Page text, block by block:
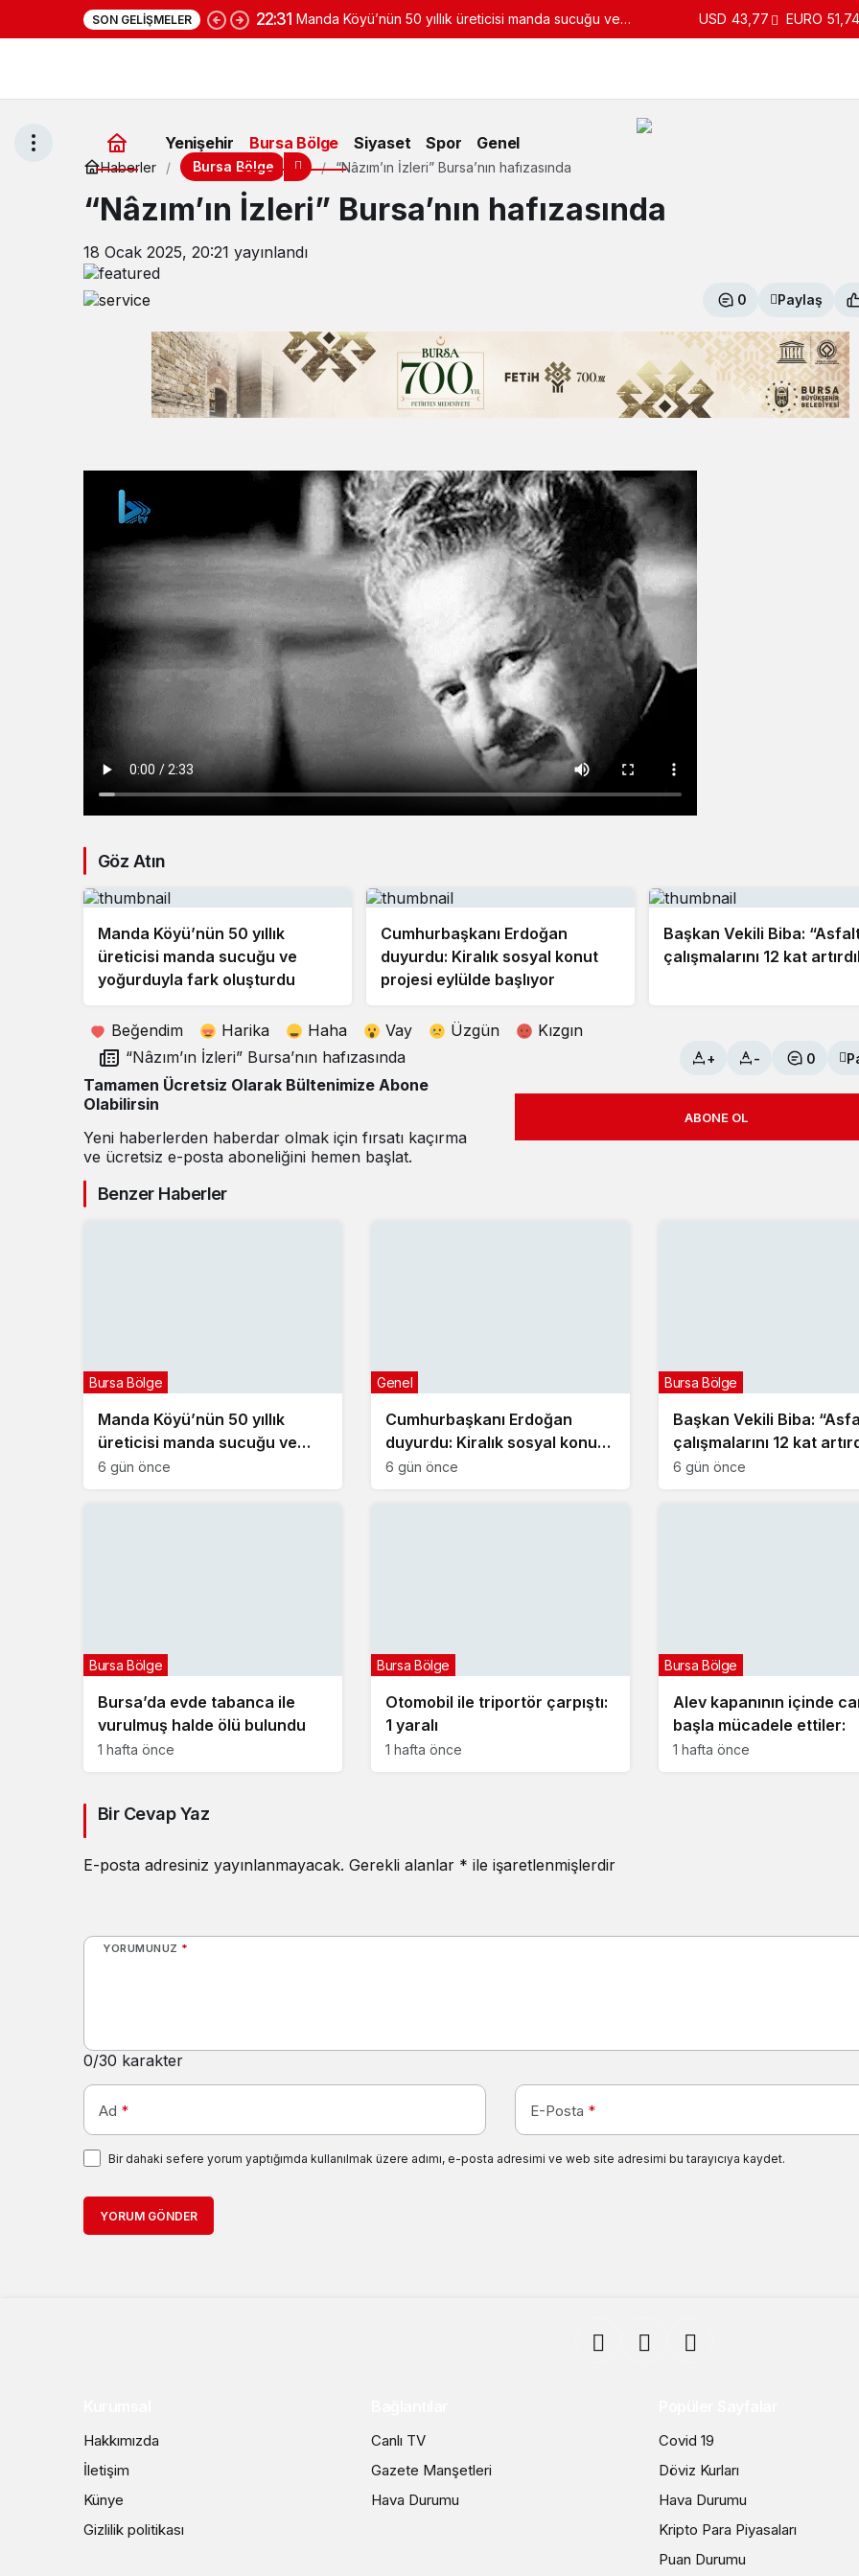
SON GELIŞMELER 22:31 Manda Köyü’nün 50 yıllık üreticisi manda sucuğu ve USD 43,77 EURO 51,74
Yenişehir Bursa Bölge Siyaset Spor Genel
Haberler Bursa Bölge “Nâzım’ın İzleri” Bursa’nın hafızasında
“Nâzım’ın İzleri” Bursa’nın hafızasında
18 Ocak 2025, 20:21 yayınlandı
0 Paylaş
Göz Atın
Manda Köyü’nün 50 yıllık
üreticisi manda sucuğu ve
yoğurduyla fark oluşturdu
Cumhurbaşkanı Erdoğan
duyurdu: Kiralık sosyal konut
projesi eylülde başlıyor
Başkan Vekili Biba:
çalışmalarını 12 kat
Beğendim Harika Haha Vay Üzgün
Kızgın
“Nâzım’ın İzleri” Bursa’nın hafızasında
+ - 0
Tamamen Ücretsiz Olarak Bültenimize Abone
Olabilirsin
Yeni haberlerden haberdar olmak için fırsatı kaçırma
ve ücretsiz e-posta aboneliğini hemen başlat.
ABONE OL
Benzer Haberler
Manda Köyü’nün 50 yıllık
üreticisi manda sucuğu ve
yoğurduyla fark oluşturdu
Bursa Bölge
6 gün önce
Cumhurbaşkanı Erdoğan
duyurdu: Kiralık sosyal konut
projesi eylülde başlıyor
Genel
6 gün önce
Başkan Vekili Biba:
çalışmalarını 12 kat
Bursa Bölge
6 gün önce
Bursa’da evde tabanca ile
vurulmuş halde ölü bulundu
Bursa Bölge
1 hafta önce
Otomobil ile triportör çarpıştı:
1 yaralı
Bursa Bölge
1 hafta önce
Alev kapanının içinde
başla mücadele ettiler:
Bursa Bölge
1 hafta önce
Bir Cevap Yaz
E-posta adresiniz yayınlanmayacak. Gerekli alanlar * ile işaretlenmişlerdir
YORUMUNUZ *
0/30 karakter
Ad * E-Posta *
Bir dahaki sefere yorum yaptığımda kullanılmak üzere adımı, e-posta adresimi ve web site adresimi bu tarayıcıya kaydet.
YORUM GÖNDER
Hakkımızda
İletişim
Künye
Gizlilik politikası
Canlı TV
Gazete Manşetleri
Hava Durumu
Covid 19
Döviz Kurları
Hava Durumu
Kripto Para Piyasaları
Puan Durumu